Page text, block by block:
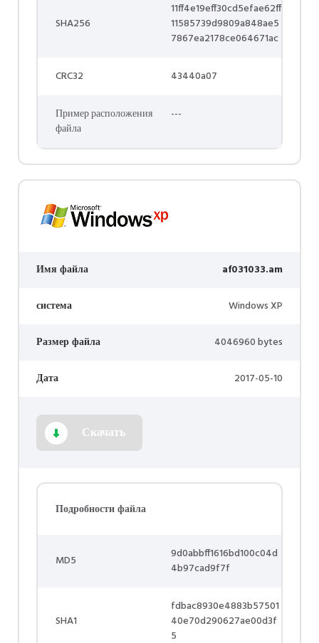
SHA256
11ff4e19eff30cd5efae62ff
11585739d9809a848ae5
7867ea2178ce064671ac
CRC32 43440a07
Пример расположения
файла
---
Имя файла af031033.am
система Windows XP
Размер файла 4046960 bytes
Дата 2017-05-10
Скачать
Подробности файла
MD5
9d0abbff1616bd100c04d
4b97cad9f7f
SHA1
fdbac8930e4883b57501
40e70d290627ae00d3f
5